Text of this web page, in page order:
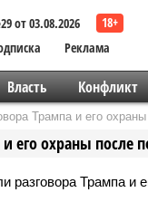
от 03.08.2026
Реклама
Власть Конфликт
Трампа и его
его охраны после